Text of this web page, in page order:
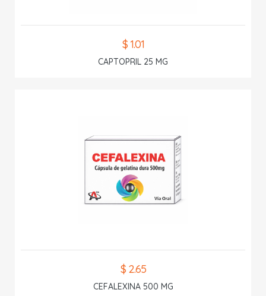
$ 1.01
CAPTOPRIL 25 MG
$ 2.65
CEFALEXINA 500 MG